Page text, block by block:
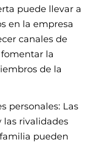
puede llevar a
en la empresa
canales de
la
de la
personales: Las
las rivalidades
pueden